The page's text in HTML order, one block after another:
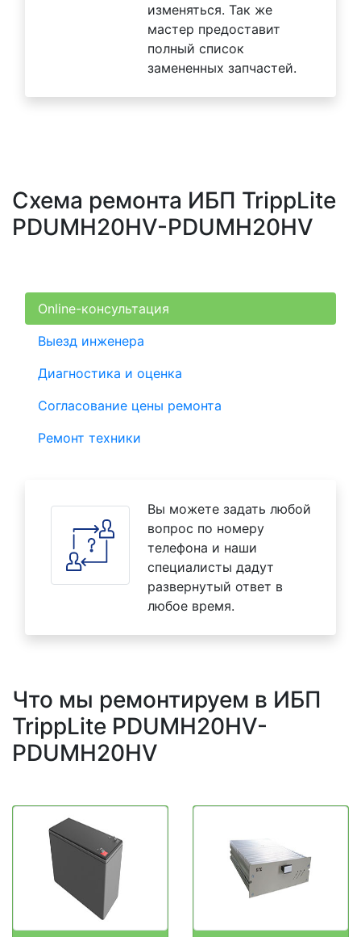
изменяться. Так же
мастер предоставит
полный список
замененных запчастей.
Схема ремонта ИБП TrippLite
PDUMH20HV-PDUMH20HV
Online-консультация
Выезд инженера
Диагностика и оценка
Согласование цены ремонта
Ремонт техники
Вы можете задать любой
вопрос по номеру
телефона и наши
специалисты дадут
развернутый ответ в
любое время.
Что мы ремонтируем в ИБП
TrippLite PDUMH20HV-
PDUMH20HV